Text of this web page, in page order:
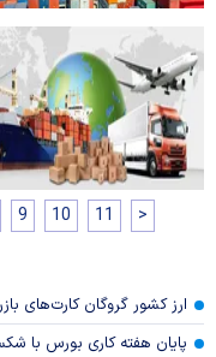
9 10 11 >
ارز کشور گروگان کارت‌های
پایان هفته کاری بورس با شکستن سقف